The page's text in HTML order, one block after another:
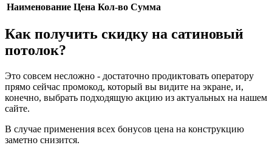
Наименование Цена Кол-во Сумма
Как получить скидку на сатиновый
потолок?
Это совсем несложно - достаточно продиктовать оператору
прямо сейчас промокод, который вы видите на экране, и,
конечно, выбрать подходящую акцию из актуальных на нашем
сайте.
В случае применения всех бонусов цена на конструкцию
заметно снизится.